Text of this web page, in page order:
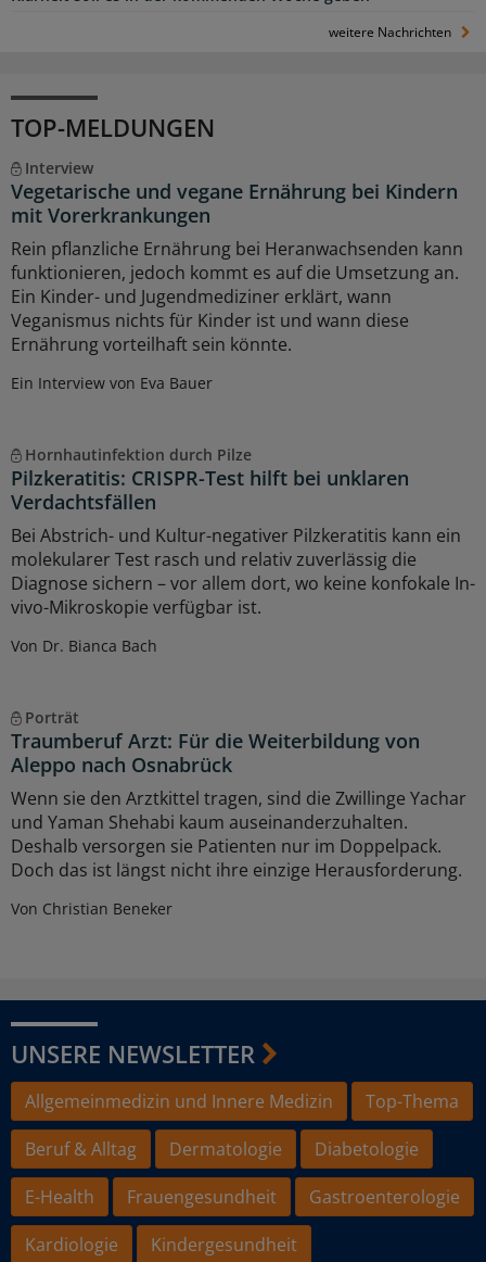
weitere Nachrichten
TOP-MELDUNGEN
Interview
Vegetarische und vegane Ernährung bei Kindern
mit Vorerkrankungen
Rein pflanzliche Ernährung bei Heranwachsenden kann
funktionieren, jedoch kommt es auf die Umsetzung an.
Ein Kinder- und Jugendmediziner erklärt, wann
Veganismus nichts für Kinder ist und wann diese
Ernährung vorteilhaft sein könnte.
Ein Interview von Eva Bauer
Hornhautinfektion durch Pilze
Pilzkeratitis: CRISPR-Test hilft bei unklaren
Verdachtsfällen
Bei Abstrich- und Kultur-negativer Pilzkeratitis kann ein
molekularer Test rasch und relativ zuverlässig die
Diagnose sichern – vor allem dort, wo keine konfokale In-
vivo-Mikroskopie verfügbar ist.
Von Dr. Bianca Bach
Porträt
Traumberuf Arzt: Für die Weiterbildung von
Aleppo nach Osnabrück
Wenn sie den Arztkittel tragen, sind die Zwillinge Yachar
und Yaman Shehabi kaum auseinanderzuhalten.
Deshalb versorgen sie Patienten nur im Doppelpack.
Doch das ist längst nicht ihre einzige Herausforderung.
Von Christian Beneker
UNSERE NEWSLETTER
Allgemeinmedizin und Innere Medizin
Top-Thema
Beruf & Alltag
Dermatologie
Diabetologie
E-Health
Frauengesundheit
Gastroenterologie
Kardiologie
Kindergesundheit